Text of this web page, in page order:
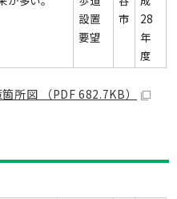
設置
要望
市
28
年
度
所図 （PDF 682.7KB）